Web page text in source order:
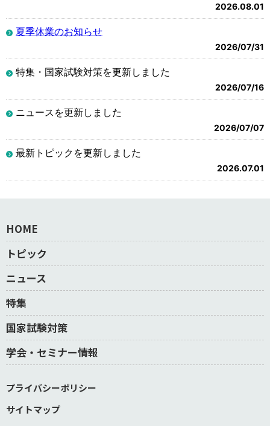
2026.08.01
夏季休業のお知らせ
2026/07/31
特集・国家試験対策を更新しました
2026/07/16
ニュースを更新しました
2026/07/07
最新トピックを更新しました
2026.07.01
HOME
トピック
ニュース
特集
国家試験対策
学会・セミナー情報
プライバシーポリシー
サイトマップ